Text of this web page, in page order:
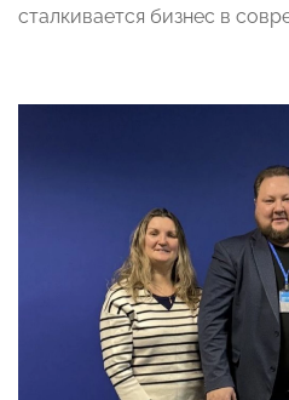
сталкивается бизнес в